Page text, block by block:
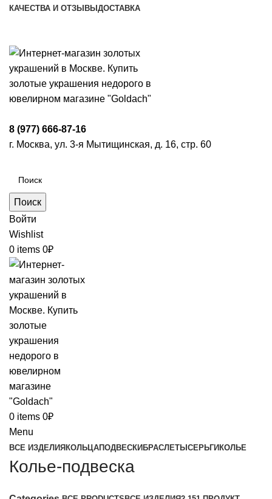
КАЧЕСТВА И ОТЗЫВЫ ДОСТАВКА
8 (977) 666-87-16
г. Москва, ул. 3-я Мытищинская, д. 16, стр. 60
Поиск
Войти
Wishlist
0 items 0₽
0 items 0₽
Menu
ВСЕ ИЗДЕЛИЯ КОЛЬЦАПОДВЕСКИ БРАСЛЕТЫ СЕРЬГИ КОЛЬЕ
Колье-подвеска